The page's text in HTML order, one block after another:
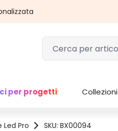
per progetti Collezioni
Led Pro SKU: BX00094